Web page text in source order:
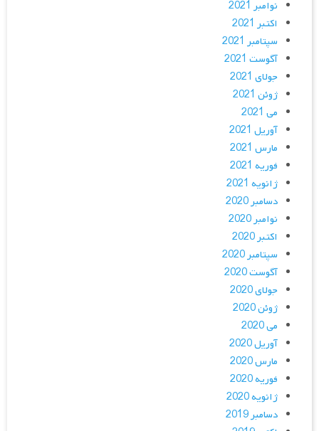
نوامبر 2021
اکتبر 2021
سپتامبر 2021
آگوست 2021
جولای 2021
ژوئن 2021
می 2021
آوریل 2021
مارس 2021
فوریه 2021
ژانویه 2021
دسامبر 2020
نوامبر 2020
اکتبر 2020
سپتامبر 2020
آگوست 2020
جولای 2020
ژوئن 2020
می 2020
آوریل 2020
مارس 2020
فوریه 2020
ژانویه 2020
دسامبر 2019